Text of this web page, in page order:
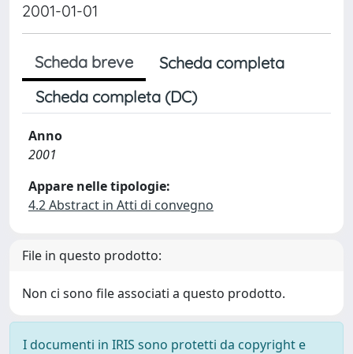
2001-01-01
Scheda breve
Scheda completa
Scheda completa (DC)
Anno
2001
Appare nelle tipologie:
4.2 Abstract in Atti di convegno
File in questo prodotto:
Non ci sono file associati a questo prodotto.
I documenti in IRIS sono protetti da copyright e